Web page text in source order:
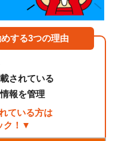
する3つの理由
されている
報を管理
ている方は
ク！▼